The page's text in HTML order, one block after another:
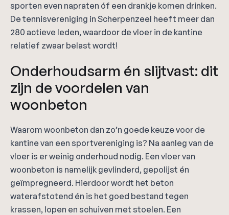
sporten even napraten óf een drankje komen drinken.
De tennisvereniging in Scherpenzeel heeft meer dan
280 actieve leden, waardoor de vloer in de kantine
relatief zwaar belast wordt!
Onderhoudsarm én slijtvast: dit
zijn de voordelen van
woonbeton
Waarom woonbeton dan zo’n goede keuze voor de
kantine van een sportvereniging is? Na aanleg van de
vloer is er weinig onderhoud nodig. Een vloer van
woonbeton is namelijk gevlinderd, gepolijst én
geïmpregneerd. Hierdoor wordt het beton
waterafstotend én is het goed bestand tegen
krassen, lopen en schuiven met stoelen. Een